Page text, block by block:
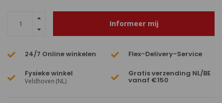
Informeer mij
24/7 Online winkelen Flex-Delivery-Service
Fysieke winkel
Veldhoven (NL)
Gratis verzending NL/BE
vanaf €150